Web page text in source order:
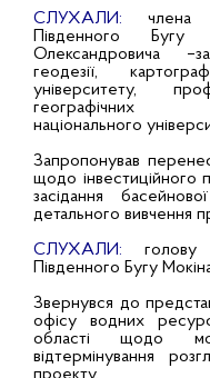
СЛУХАЛИ: члена
Південного
Олександровича
геодезії,
університету,
географічних
національного
Запропонував
щодо інвестиційного
засідання
детального вивчення
СЛУХАЛИ:
Південного Бугу
Звернувся до
офісу водних
області щодо
відтермінування